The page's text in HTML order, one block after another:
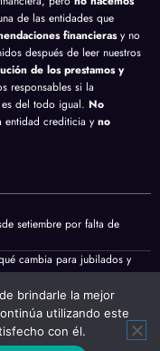
de las entidades que
financierasy no
después de leer nuestros
de los prestamos y
responsables si la
del todo igual. No
entidad crediticia y no
setiembre por falta de
cambia para jubilados y
en Agosto
brindarle la mejor
utilizando este
con él.